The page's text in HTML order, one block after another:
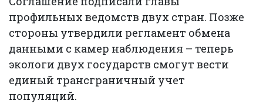
профильных ведомств двух стран. Позже
стороны утвердили регламент обмена
данными с камер наблюдения – теперь
экологи двух государств смогут вести
единый трансграничный учет
популяций.